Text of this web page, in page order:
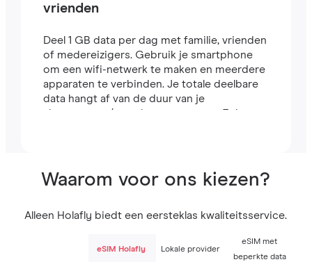
vrienden
Deel 1 GB data per dag met familie, vrienden
of medereizigers. Gebruik je smartphone
om een wifi-netwerk te maken en meerdere
apparaten te verbinden. Je totale deelbare
data hangt af van de duur van je
abonnement (een abonnement van 7 dagen
Waarom voor ons kiezen?
Alleen Holafly biedt een eersteklas kwaliteitsservice.
eSIM Holafly Lokale provider
eSIM met
beperkte data